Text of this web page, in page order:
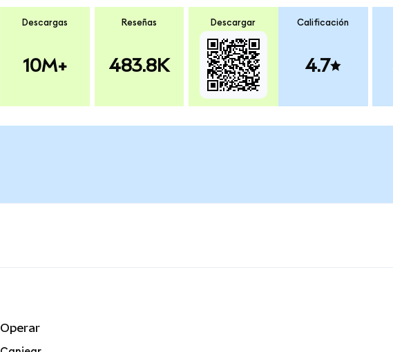
Descargas
10M+
Reseñas
483.8K
Descargar Calificación
4.7
Operar